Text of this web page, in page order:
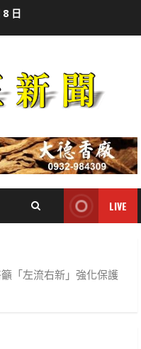
日
LIVE
「左流右新」強化保護